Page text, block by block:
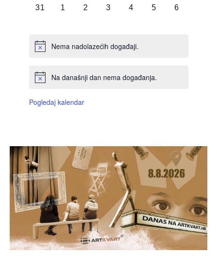
0
31
0
1
0
2
0
3
0
4
0
5
0
6
Nema nadolazećih događaji.
Na današnji dan nema događanja.
Pogledaj kalendar